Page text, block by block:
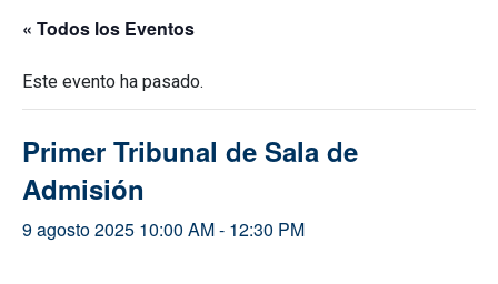
« Todos los Eventos
Este evento ha pasado.
Primer Tribunal de Sala de
Admisión
9 agosto 2025 10:00 AM- 12:30 PM